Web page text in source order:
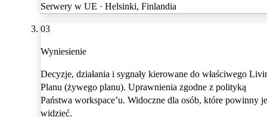
Serwery w UE · Helsinki, Finlandia
03
Wyniesienie
Decyzje, działania i sygnały kierowane do właściwego
Planu (żywego planu). Uprawnienia zgodne z polityką
Państwa workspace’u. Widoczne dla osób, które powinny je
widzieć.